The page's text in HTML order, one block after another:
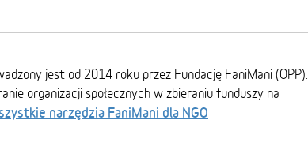
jest od 2014 roku przez Fundację FaniMani (OPP).
organizacji społecznych w zbieraniu funduszy na
narzędzia FaniMani dla NGO